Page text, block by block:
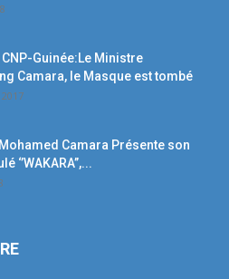
Guinée:Le Ministre
Camara, le Masque est tombé
Camara Présente son
‘’WAKARA’’,...